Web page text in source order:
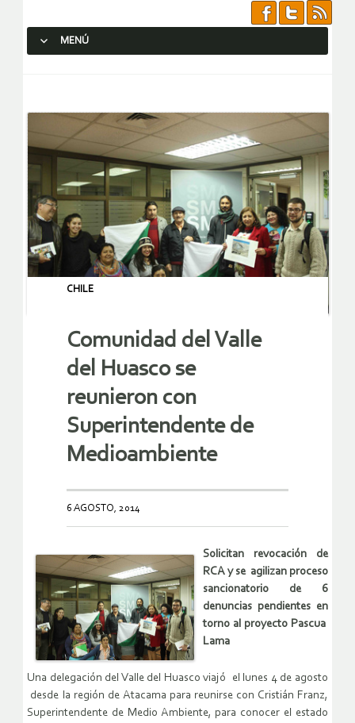
MENÚ
CHILE
Comunidad del Valle
del Huasco se
reunieron con
Superintendente de
Medioambiente
6 AGOSTO, 2014
Solicitan revocación de
RCA y se agilizan proceso
sancionatorio de 6
denuncias pendientes en
torno al proyecto Pascua
Lama
Una delegación del Valle del Huasco viajó el lunes 4 de agosto
desde la región de Atacama para reunirse con Cristián Franz,
Superintendente de Medio Ambiente, para conocer el estado